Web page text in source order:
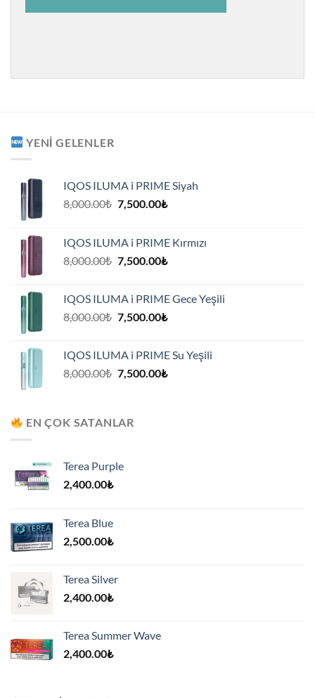
YENI GELENLER
IQOS ILUMA i PRIME Siyah
8,000.00₺ Orijinal
7,500.00₺Şu
7,500.00₺.
IQOS ILUMA i PRIME Kırmızı
8,000.00₺ Orijinal
7,500.00₺Şu
7,500.00₺.
IQOS ILUMA i PRIME Gece Yeşili
8,000.00₺ Orijinal
7,500.00₺Şu
7,500.00₺.
IQOS ILUMA i PRIME Su Yeşili
8,000.00₺ Orijinal
7,500.00₺Şu
EN ÇOK SATANLAR
Terea Purple
2,400.00₺
Terea Blue
2,500.00₺
Terea Silver
2,400.00₺
Terea Summer Wave
2,400.00₺